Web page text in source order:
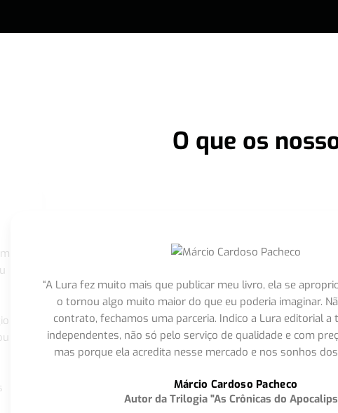
O que os
“A Lura fez muito mais que publicar meu livro, ela se
o tornou algo muito maior do que eu poderia imaginar.
contrato, fechamos uma parceria. Indico a Lura editorial
independentes, não só pelo serviço de qualidade e com
mas porque ela acredita nesse mercado e nos sonhos
Márcio Cardoso Pacheco
Autor da Trilogia "As Crônicas do